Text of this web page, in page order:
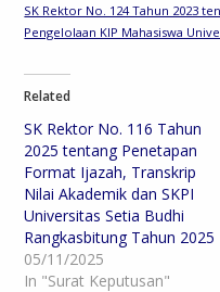
SK Rektor No. 124 Tahun 2023
Pengelolaan KIP Mahasiswa
Related
SK Rektor No. 116 Tahun
2025 tentang Penetapan
Format Ijazah, Transkrip
Nilai Akademik dan SKPI
Universitas Setia Budhi
Rangkasbitung Tahun 2025
05/11/2025
In "Surat Keputusan"